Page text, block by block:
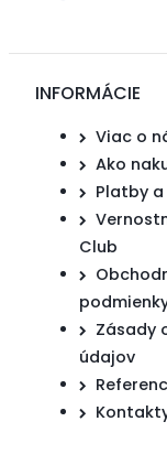
INFORMÁCIE
Viac o
Ako
Platby
Club
Zásady
údajov